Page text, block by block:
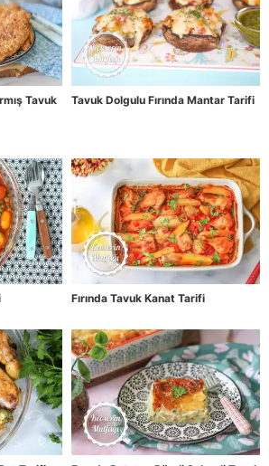
Tavuk
Tavuk Dolgulu Fırında Mantar Tarifi
Fırında Tavuk Kanat Tarifi